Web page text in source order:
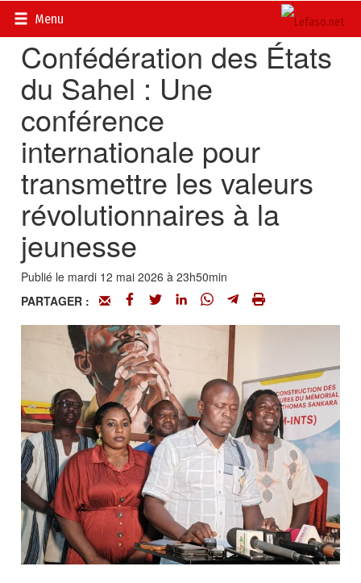
Menu
Accueil>
Confédération des États
du Sahel : Une
conférence
internationale pour
transmettre les valeurs
révolutionnaires à la
jeunesse
Publié le mardi 12 mai 2026 à 23h50min
PARTAGER :